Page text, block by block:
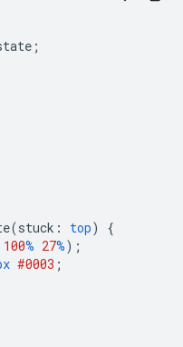
;
stuck : top)
{
100% 27%);
#0003 ;